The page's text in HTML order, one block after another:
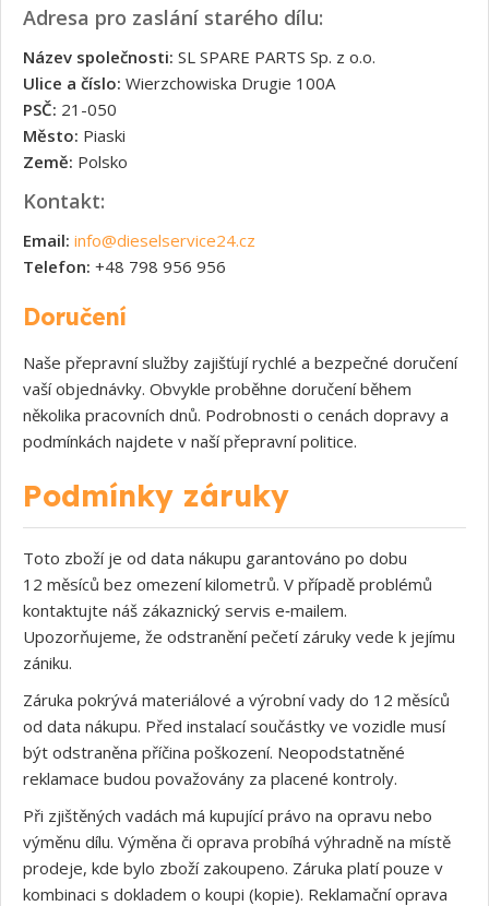
Adresa pro zaslání starého dílu:
Název společnosti: SL SPARE PARTS Sp. z o.o.
Ulice a číslo: Wierzchowiska Drugie 100A
PSČ: 21-050
Město: Piaski
Země: Polsko
Kontakt:
Email: info@dieselservice24.cz
Telefon: +48 798 956 956
Doručení
Naše přepravní služby zajišťují rychlé a bezpečné doručení
vaší objednávky. Obvykle proběhne doručení během
několika pracovních dnů. Podrobnosti o cenách dopravy a
podmínkách najdete v naší přepravní politice.
Podmínky záruky
Toto zboží je od data nákupu garantováno po dobu
12 měsíců bez omezení kilometrů. V případě problémů
kontaktujte náš zákaznický servis e‑mailem.
Upozorňujeme, že odstranění pečetí záruky vede k jejímu
zániku.
Záruka pokrývá materiálové a výrobní vady do 12 měsíců
od data nákupu. Před instalací součástky ve vozidle musí
být odstraněna příčina poškození. Neopodstatněné
reklamace budou považovány za placené kontroly.
Při zjištěných vadách má kupující právo na opravu nebo
výměnu dílu. Výměna či oprava probíhá výhradně na místě
prodeje, kde bylo zboží zakoupeno. Záruka platí pouze v
kombinaci s dokladem o koupi (kopie). Reklamační oprava